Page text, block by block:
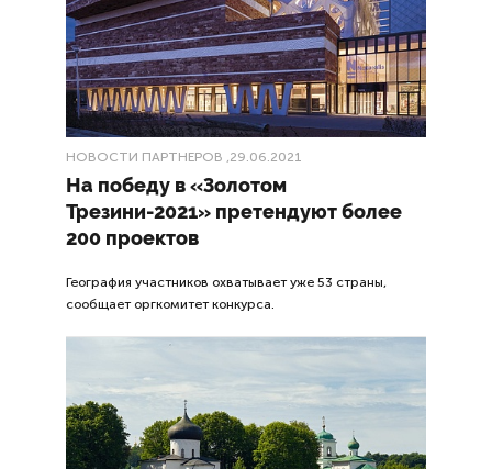
НОВОСТИ ПАРТНЕРОВ ,29.06.2021
На победу в «Золотом
Трезини-2021» претендуют более
200 проектов
География участников охватывает уже 53 страны,
сообщает оргкомитет конкурса.